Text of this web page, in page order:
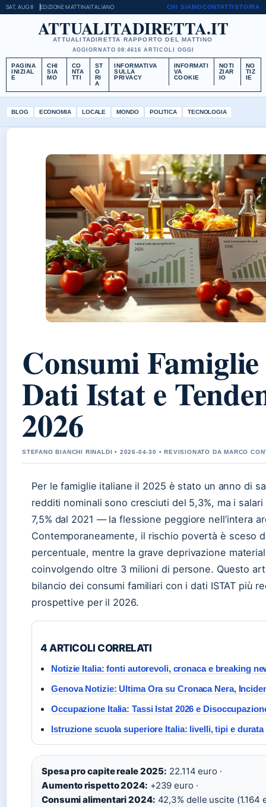
SAT, AUG 8 EDIZIONE MATTINAITALIANO CHI SIAMOCONTATTISTORIA
ATTUALITADIRETTA.IT
ATTUALITADIRETTA RAPPORTO DEL MATTINO
AGGIORNATO 08:4616 ARTICOLI OGGI
PAGINA
INIZIAL
E
CHI
SIA
MO
CO
NTA
TTI
ST
O
RI
A
INFORMATIVA
SULLA
PRIVACY
INFORMATI
VA
COOKIE
NOTI
ZIAR
IO
NO
TIZ
IE
BLOG ECONOMIA LOCALE MONDO POLITICA TECNOLOGIA
Consumi
Dati Istat e
2026
STEFANO BIANCHI RINALDI • 2026-04-30 • REVISIONATO DA MARCO
Per le famiglie italiane il 2025 è stato un anno di
redditi nominali sono cresciuti del 5,3%, ma i
7,5% dal 2021 — la flessione peggiore nell’intera
Contemporaneamente, il rischio povertà è sceso
percentuale, mentre la grave deprivazione
coinvolgendo oltre 3 milioni di persone. Questo
bilancio dei consumi familiari con i dati ISTAT più
prospettive per il 2026.
4 ARTICOLI CORRELATI
Notizie Italia: fonti autorevoli, cronaca e breaking
Genova Notizie: Ultima Ora su Cronaca Nera,
Occupazione Italia: Tassi Istat 2026 e
Istruzione scuola superiore Italia: livelli, tipi e durata
Spesa pro capite reale 2025: 22.114 euro ·
Aumento rispetto 2024: +239 euro ·
Consumi alimentari 2024: 42,3% delle uscite (1.164